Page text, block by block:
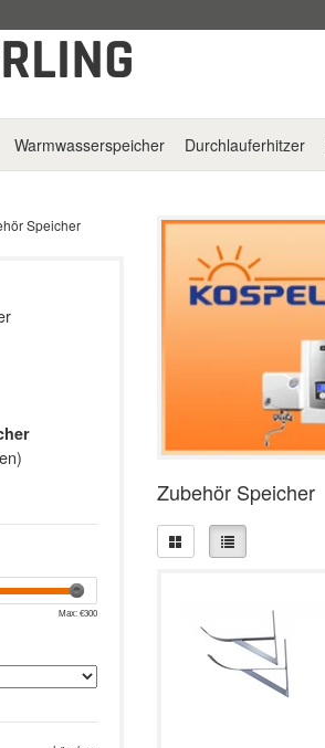
Warmwasserspeicher Durchlauferhitzer
Speicher
Max: €300
Zubehör Speicher